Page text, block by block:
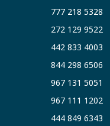
777 218 5328
272 129 9522
442 833 4003
844 298 6506
967 131 5051
967 111 1202
444 849 6343